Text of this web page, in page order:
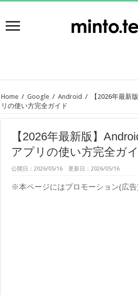
Home / Google / Android /
【2026年最新
リの使い方完全ガイド
【2026年最新版】
アプリの使い方完全ガ
公開日：2026/05/16 更新日：2026/05/16
※本ページにはプロモーション(広